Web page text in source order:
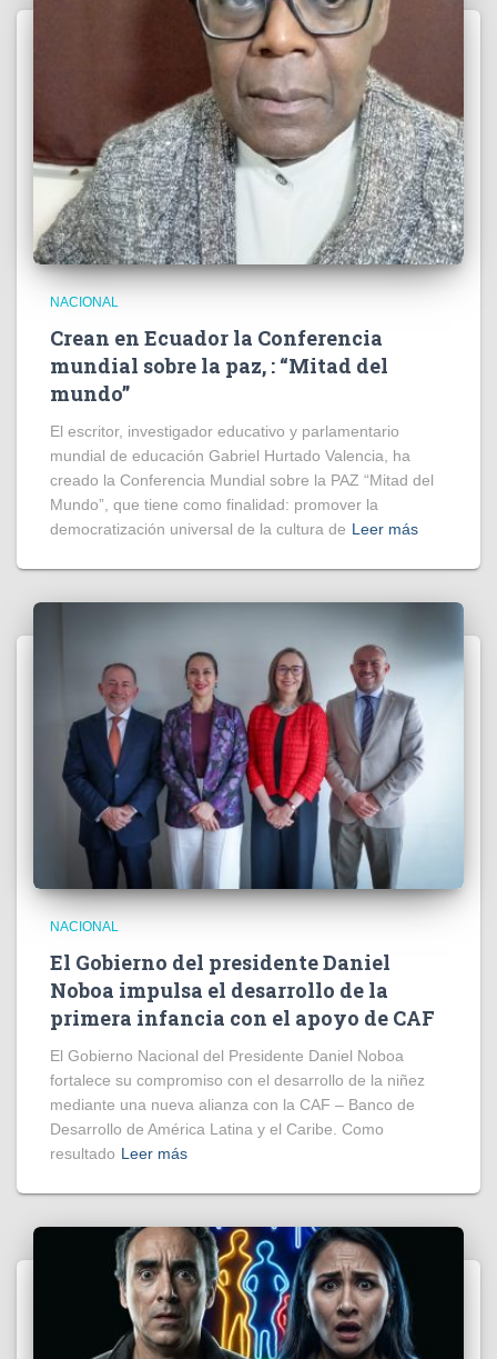
NACIONAL
Crean en Ecuador la Conferencia
mundial sobre la paz, : “Mitad del
mundo”
El escritor, investigador educativo y parlamentario
mundial de educación Gabriel Hurtado Valencia, ha
creado la Conferencia Mundial sobre la PAZ “Mitad del
Mundo”, que tiene como finalidad: promover la
democratización universal de la cultura de Leer más
NACIONAL
El Gobierno del presidente Daniel
Noboa impulsa el desarrollo de la
primera infancia con el apoyo de CAF
El Gobierno Nacional del Presidente Daniel Noboa
fortalece su compromiso con el desarrollo de la niñez
mediante una nueva alianza con la CAF – Banco de
Desarrollo de América Latina y el Caribe. Como
resultado Leer más